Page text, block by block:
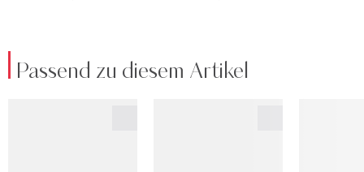
Passend zu diesem Artikel